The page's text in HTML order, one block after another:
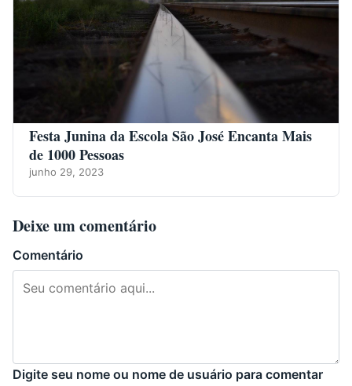
Festa Junina da Escola São José Encanta Mais
de 1000 Pessoas
junho 29, 2023
Deixe um comentário
Comentário
Digite seu nome ou nome de usuário para comentar